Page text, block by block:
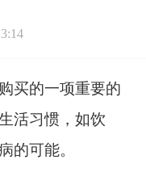
买的一项重要的
活习惯，如饮
的可能。